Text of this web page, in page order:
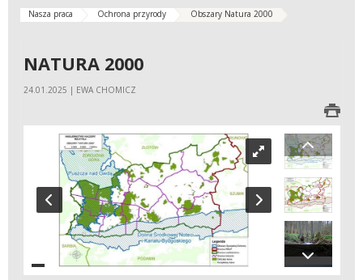
Nasza praca Ochrona przyrody Obszary Natura 2000
NATURA 2000
24.01.2025 | EWA CHOMICZ